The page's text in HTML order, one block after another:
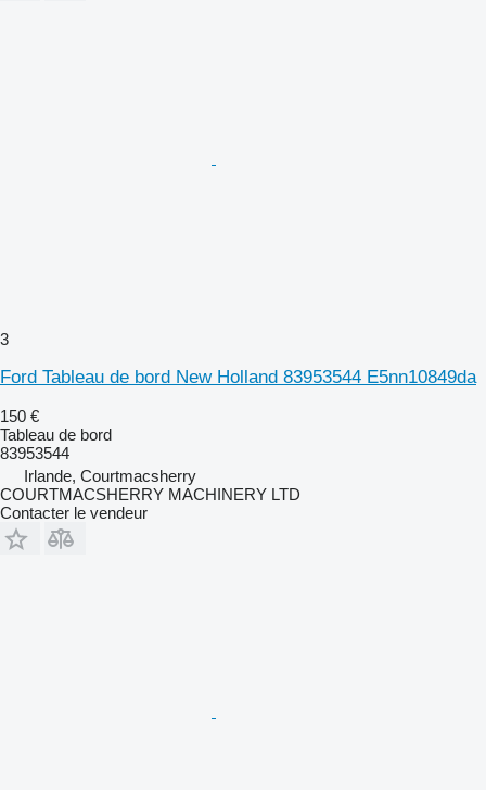
3
Ford Tableau de bord New Holland 83953544 E5nn10849da
150 €
Tableau de bord
83953544
Irlande, Courtmacsherry
COURTMACSHERRY MACHINERY LTD
Contacter le vendeur